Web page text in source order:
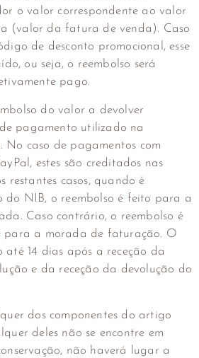
o valor correspondente ao valor
(valor da fatura de venda). Caso
de desconto promocional, esse
ou seja, o reembolso será
pago.
do valor a devolver
pagamento utilizado na
No caso de pagamentos com
estes são creditados nas
restantes casos, quando é
do NIB, o reembolso é feito para a
Caso contrário, o reembolso é
para a morada de faturação. O
até 14 dias após a receção da
e da receção da devolução do
dos componentes do artigo
deles não se encontre em
não haverá lugar a